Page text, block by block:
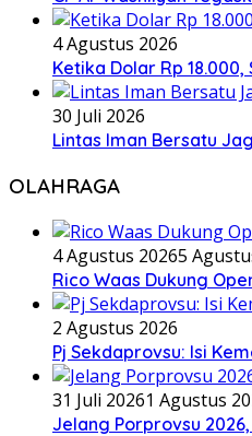
4 Agustus 2026
Ketika Dolar Rp
30 Juli 2026
Lintas Iman Bersatu
OLAHRAGA
4 Agustus 20265
Rico Waas Dukung
2 Agustus 2026
Pj Sekdaprovsu: Isi
31 Juli 20261 Agustus
Jelang Porprovsu